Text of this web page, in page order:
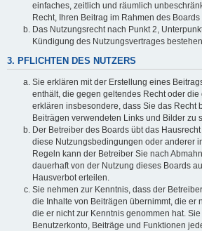
einfaches, zeitlich und räumlich
Recht, Ihren Beitrag im Rahmen des
Das Nutzungsrecht nach Punkt 2,
Kündigung des Nutzungsvertrages
3. PFLICHTEN DES NUTZERS
Sie erklären mit der Erstellung eines
enthält, die gegen geltendes Recht oder die
erklären insbesondere, dass Sie das Recht
Beiträgen verwendeten Links und Bilder zu
Der Betreiber des Boards übt das
diese Nutzungsbedingungen oder anderer
Regeln kann der Betreiber Sie nach
dauerhaft von der Nutzung dieses Boards
Hausverbot erteilen.
Sie nehmen zur Kenntnis, dass der
die Inhalte von Beiträgen übernimmt, die er
die er nicht zur Kenntnis genommen hat.
Benutzerkonto, Beiträge und Funktionen